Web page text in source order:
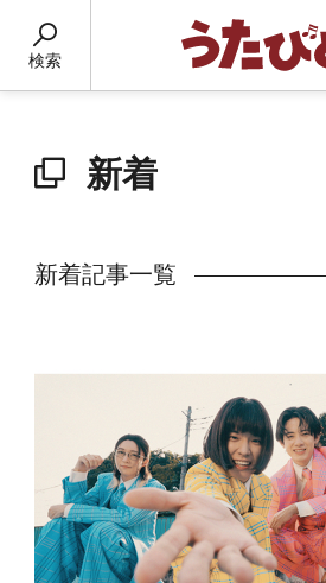
検索
新着
新着記事一覧